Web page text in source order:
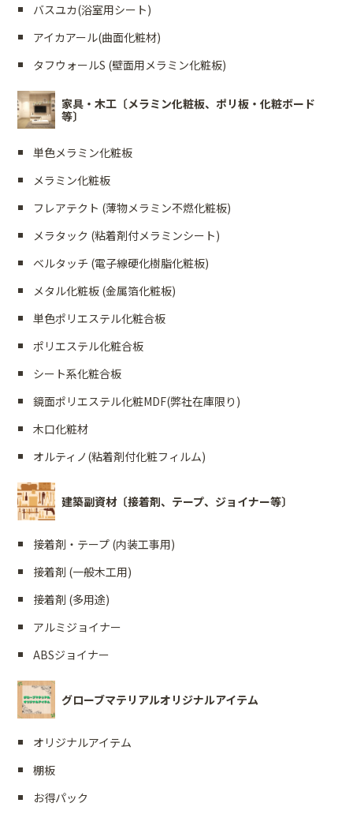
バスユカ(浴室用シート)
アイカアール(曲面化粧材)
タフウォールS (壁面用メラミン化粧板)
家具・木工〔メラミン化粧板、ポリ板・化粧ボード
等〕
単色メラミン化粧板
メラミン化粧板
フレアテクト (薄物メラミン不燃化粧板)
メラタック (粘着剤付メラミンシート)
ベルタッチ (電子線硬化樹脂化粧板)
メタル化粧板 (金属箔化粧板)
単色ポリエステル化粧合板
ポリエステル化粧合板
シート系化粧合板
鏡面ポリエステル化粧MDF(弊社在庫限り)
木口化粧材
オルティノ(粘着剤付化粧フィルム)
建築副資材〔接着剤、テープ、ジョイナー等〕
接着剤・テープ (内装工事用)
接着剤 (一般木工用)
接着剤 (多用途)
アルミジョイナー
ABSジョイナー
グローブマテリアルオリジナルアイテム
オリジナルアイテム
棚板
お得パック